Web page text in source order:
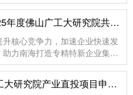
关于组织申报2025年度佛山广工大研究院共建研发机构建设项目的通知
核心竞争力，加速企业快速发
力南海打造专精特新企业集
发展
关于延长佛山广工大研究院产业直投项目申报时间的通知